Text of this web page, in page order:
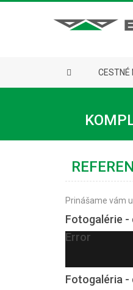
CESTNÉ
Prinášame vám
Fotogalérie -
Error
Fotogaléria -